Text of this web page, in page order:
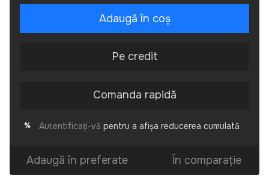
Adaugă în coș
Pe credit
Comanda rapidă
% Autentificați-vă pentru a afișa reducerea cumulată
Adaugă în preferate În comparație